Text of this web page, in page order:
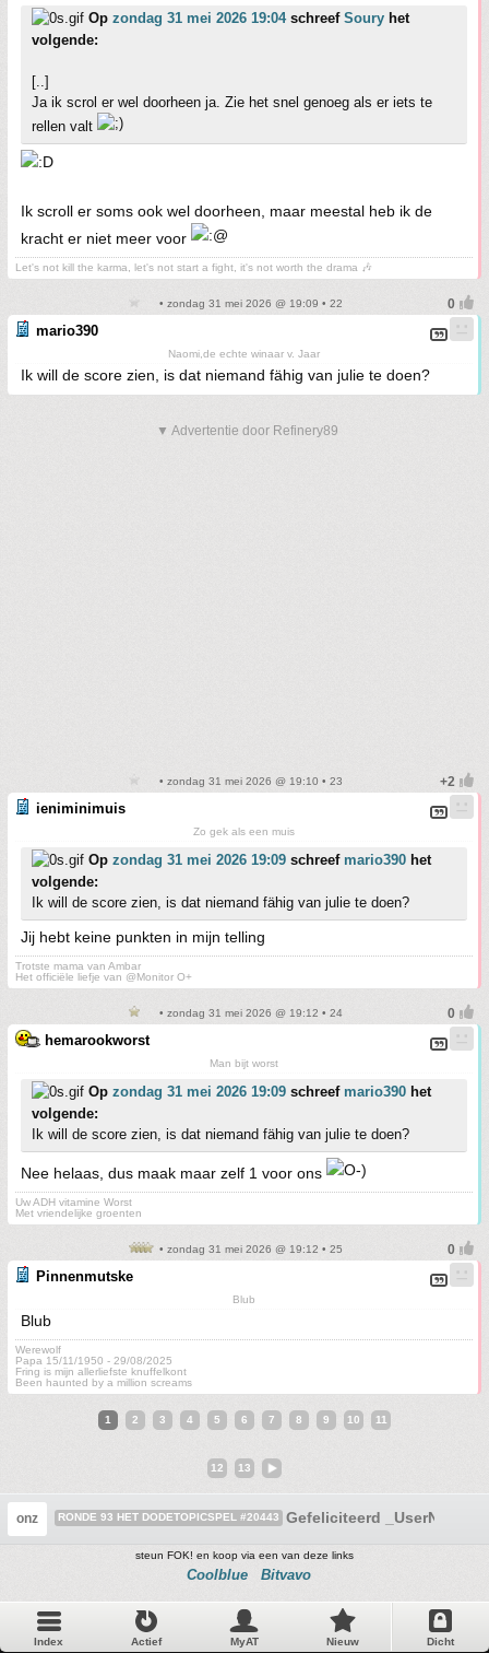
Op zondag 31 mei 2026 19:04schreef Soury het
volgende:
[..]
Ja ik scrol er wel doorheen ja. Zie het snel genoeg als er iets te
rellen valt
Ik scroll er soms ook wel doorheen, maar meestal heb ik de
kracht er niet meer voor
Let's not kill the karma, let's not start a fight, it's not worth the drama 🎶
• zondag 31 mei 2026 @ 19:09 • 22
mario390
Naomi,de echte winaar v. Jaar
Ik will de score zien, is dat niemand fähig van julie te doen?
▼ Advertentie door Refinery89
• zondag 31 mei 2026 @ 19:10 • 23
ieniminimuis
Zo gek als een muis
Op zondag 31 mei 2026 19:09 schreef mario390 het
volgende:
Ik will de score zien, is dat niemand fähig van julie te doen?
Jij hebt keine punkten in mijn telling
Trotste mama van Ambar
Het officiële liefje van @Monitor O+
• zondag 31 mei 2026 @ 19:12 • 24
hemarookworst
Man bijt worst
Op zondag 31 mei 2026 19:09 schreef mario390 het
volgende:
Ik will de score zien, is dat niemand fähig van julie te doen?
Nee helaas, dus maak maar zelf 1 voor ons
Uw ADH vitamine Worst
Met vriendelijke groenten
• zondag 31 mei 2026 @ 19:12 • 25
Pinnenmutske
Blub
Blub
Werewolf
Papa 15/11/1950 - 29/08/2025
Fring is mijn allerliefste knuffelkont
Been haunted by a million screams
1 2 3 4 5 6 7 8 9 10 11
12 13
onz RONDE 93 HET DODETOPICSPEL #20443 Gefeliciteerd _UserName_
steun FOK! en koop via een van deze links
Coolblue Bitvavo
Index Actief MyAT Nieuw Dicht